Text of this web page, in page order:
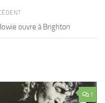
ouvre à Brighton
1